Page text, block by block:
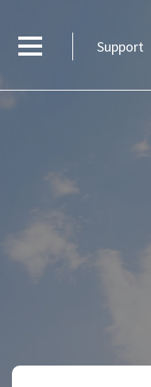
Support